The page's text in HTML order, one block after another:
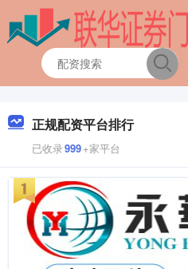
正规配资平台排行
已收录999+家平台